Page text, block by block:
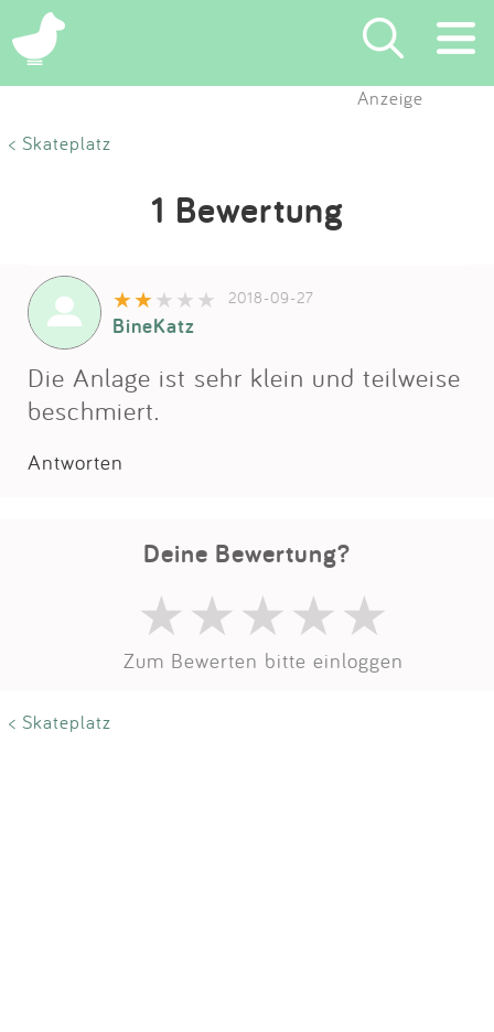
Eintragen
Partner
Anzeige
< Skateplatz
1 Bewertung
2018-09-27
BineKatz
Die Anlage ist sehr klein und teilweise
beschmiert.
Antworten
Deine Bewertung?
Zum Bewerten bitte einloggen
< Skateplatz